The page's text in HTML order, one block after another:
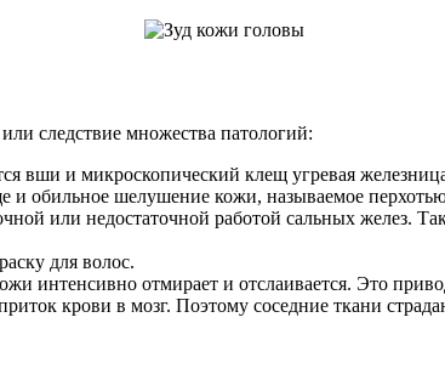
следствие множества патологий:
вши и микроскопический клещ угревая
и обильное шелушение кожи, называемое
или недостаточной работой сальных желез.
для волос.
интенсивно отмирает и отслаивается. Это
крови в мозг. Поэтому соседние ткани